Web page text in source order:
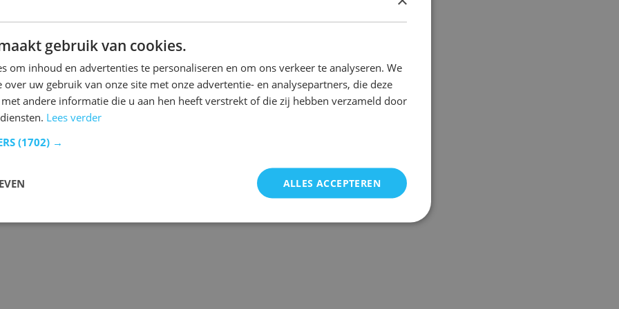
laatste gebeurtenissen.
gebruik van cookies.
om inhoud en advertenties te personaliseren en om ons verkeer te analyseren. We
uw gebruik van onze site met onze advertentie- en analysepartners, die deze
andere informatie die u aan hen heeft verstrekt of die zij hebben verzameld door
Lees verder
(1702) →
ALLES ACCEPTEREN